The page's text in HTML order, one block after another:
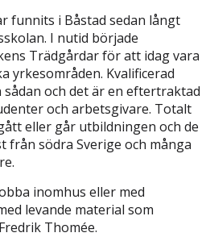
funnits i Båstad sedan långt
I nutid började
Trädgårdar för att idag vara
yrkesområden. Kvalificerad
och det är en eftertraktad
och arbetsgivare. Totalt
eller går utbildningen och de
från södra Sverige och många
inomhus eller med
levande material som
Thomée.